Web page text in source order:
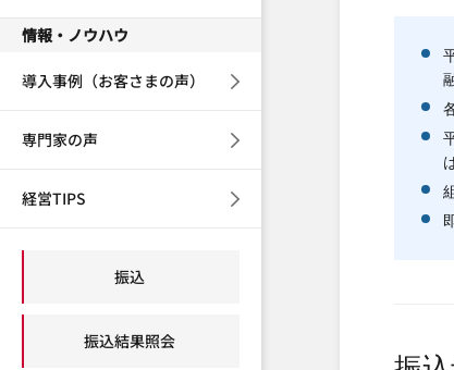
情報・ノウハウ
導入事例（お客さまの声）
専門家の声
経営TIPS
振込
振込結果照会